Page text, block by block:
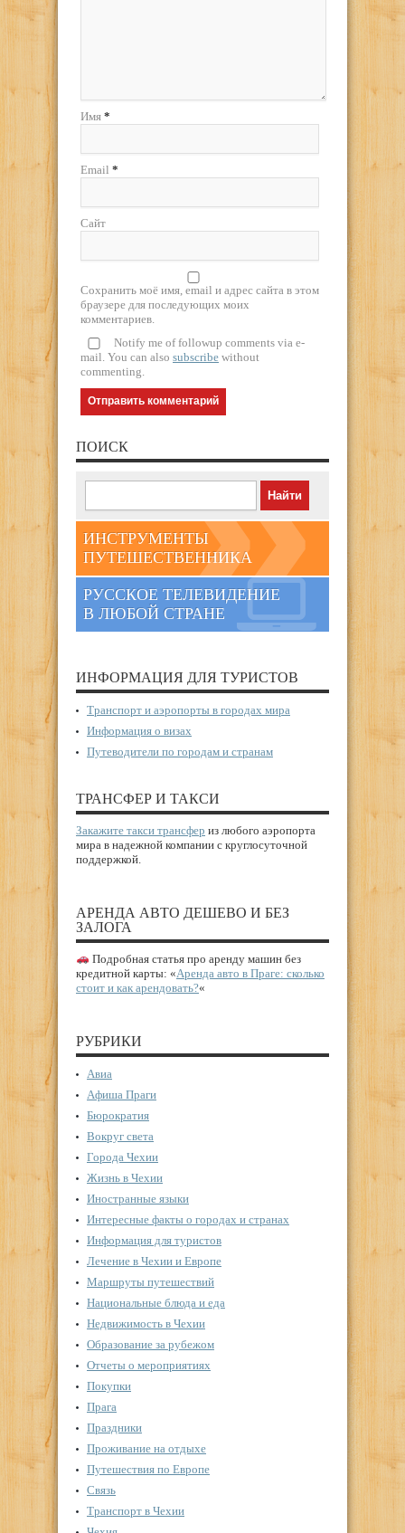
Имя *
Email *
Сайт
Сохранить моё имя, email и адрес сайта в этом
браузере для последующих моих
комментариев.
Notify me of followup comments via e-
mail. You can also subscribe without
commenting.
ПОИСК
ИНСТРУМЕНТЫ
ПУТЕШЕСТВЕННИКА
РУССКОЕ ТЕЛЕВИДЕНИЕ
В ЛЮБОЙ СТРАНЕ
ИНФОРМАЦИЯ ДЛЯ ТУРИСТОВ
Транспорт и аэропорты в городах мира
Информация о визах
Путеводители по городам и странам
ТРАНСФЕР И ТАКСИ
Закажите такси трансфер из любого аэропорта
мира в надежной компании с круглосуточной
поддержкой.
АРЕНДА АВТО ДЕШЕВО И БЕЗ
ЗАЛОГА
Подробная статья про аренду машин без
кредитной карты: «Аренда авто в Праге: сколько
стоит и как арендовать?«
РУБРИКИ
Авиа
Афиша Праги
Бюрократия
Вокруг света
Города Чехии
Жизнь в Чехии
Иностранные языки
Интересные факты о городах и странах
Информация для туристов
Лечение в Чехии и Европе
Маршруты путешествий
Национальные блюда и еда
Недвижимость в Чехии
Образование за рубежом
Отчеты о мероприятиях
Покупки
Прага
Праздники
Проживание на отдыхе
Путешествия по Европе
Связь
Транспорт в Чехии